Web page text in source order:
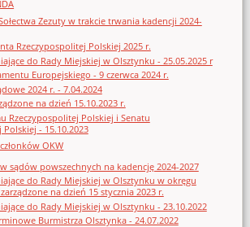
Zezuty w trakcie trwania kadencji 2024-
Rzeczypospolitej Polskiej 2025 r.
do Rady Miejskiej w Olsztynku - 25.05.2025 r
Europejskiego - 9 czerwca 2024 r.
2024 r. - 7.04.2024
na dzień 15.10.2023 r.
Rzeczypospolitej Polskiej i Senatu
- 15.10.2023
OKW
sądów powszechnych na kadencję 2024-2027
do Rady Miejskiej w Olsztynku w okręgu
na dzień 15 stycznia 2023 r.
do Rady Miejskiej w Olsztynku - 23.10.2022
Burmistrza Olsztynka - 24.07.2022